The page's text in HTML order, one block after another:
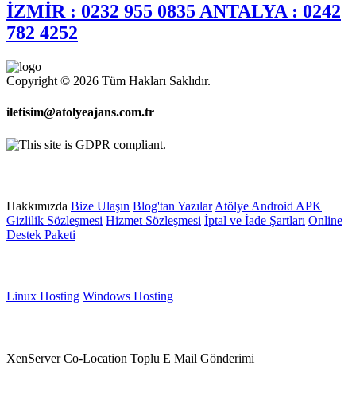
İZMİR : 0232 955 0835 ANTALYA : 0242
782 4252
Copyright © 2026 Tüm Hakları Saklıdır.
iletisim@atolyeajans.com.tr
Hakkımızda Bize Ulaşın Blog'tan Yazılar Atölye Android APK
Gizlilik Sözleşmesi Hizmet Sözleşmesi İptal ve İade Şartları Online
Destek Paketi
Linux Hosting Windows Hosting
XenServer Co-Location Toplu E Mail Gönderimi